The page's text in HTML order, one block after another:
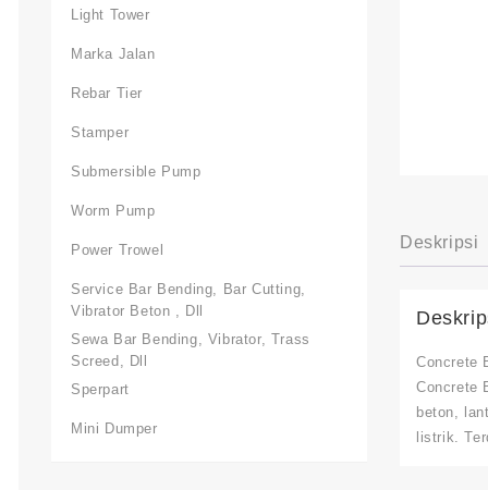
Deskripsi
Concrete
Concrete
beton,
listrik.
Light Tower
Marka Jalan
Rebar Tier
Stamper
Submersible Pump
Worm Pump
Power Trowel
Service Bar Bending, Bar Cutting,
Vibrator Beton , Dll
Sewa Bar Bending, Vibrator, Trass
Screed, Dll
Sperpart
Mini Dumper